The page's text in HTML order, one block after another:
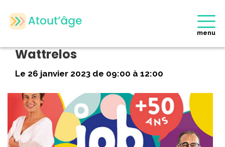
menu
Accueil > Evènements > Job Dating 50 ans et + à Wattrelos
Wattrelos
Le 26 janvier 2023 de 09:00 à 12:00